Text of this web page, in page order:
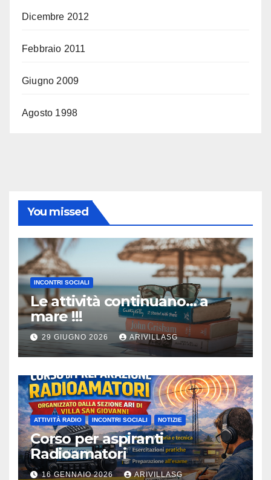
Dicembre 2012
Febbraio 2011
Giugno 2009
Agosto 1998
You missed
INCONTRI SOCIALI
Le attività continuano… a
mare !!!
29 GIUGNO 2026 ARIVILLASG
ATTIVITÀ RADIO INCONTRI SOCIALI NOTIZIE
Corso per aspiranti
Radioamatori
16 GENNAIO 2026 ARIVILLASG